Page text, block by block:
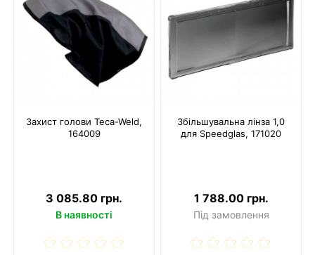
Захист голови Teca-Weld,
164009
3 085.80 грн.
В наявності
Збільшувальна лінза 1,0
для Speedglas, 171020
1 788.00 грн.
Під замовлення